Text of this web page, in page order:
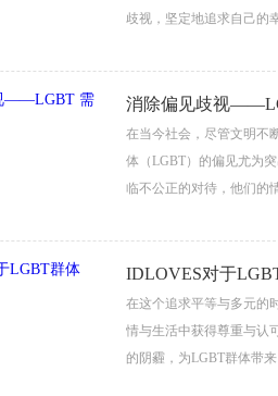
歧视，坚定地追求自己的
我们。”...
消除偏见歧视
在当今社会，尽管文明不
体（LGBT）的偏见尤为
临不公正的对待，他们的
会包容与平等的重要力量
IDLOVES对于
在这个追求平等与多元的
情与生活中获得尊重与认
的阴霾，为LGBT群体带